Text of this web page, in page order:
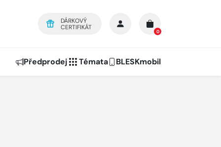
DÁRKOVÝ
CERTIFIKÁT
0
Předprodej Témata BLESKmobil